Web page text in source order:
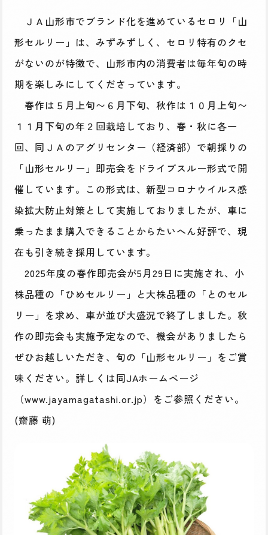
ＪＡ山形市でブランド化を進めているセロリ「山
形セルリー」は、みずみずしく、セロリ特有のクセ
がないのが特徴で、山形市内の消費者は毎年旬の時
期を楽しみにしてくださっています。
春作は５月上旬〜６月下旬、秋作は１０月上旬〜
１１月下旬の年２回栽培しており、春・秋に各一
回、同ＪＡのアグリセンター（経済部）で朝採りの
「山形セルリー」即売会をドライブスルー形式で開
催しています。この形式は、新型コロナウイルス感
染拡大防止対策として実施しておりましたが、車に
乗ったまま購入できることからたいへん好評で、現
在も引き続き採用しています。
2025年度の春作即売会が5月29日に実施され、小
株品種の「ひめセルリー」と大株品種の「とのセル
リー」を求め、車が並び大盛況で終了しました。秋
作の即売会も実施予定なので、機会がありましたら
ぜひお越しいただき、旬の「山形セルリー」をご賞
味ください。詳しくは同JAホームページ
（www.jayamagatashi.or.jp）をご参照ください。
(齋藤 萌)